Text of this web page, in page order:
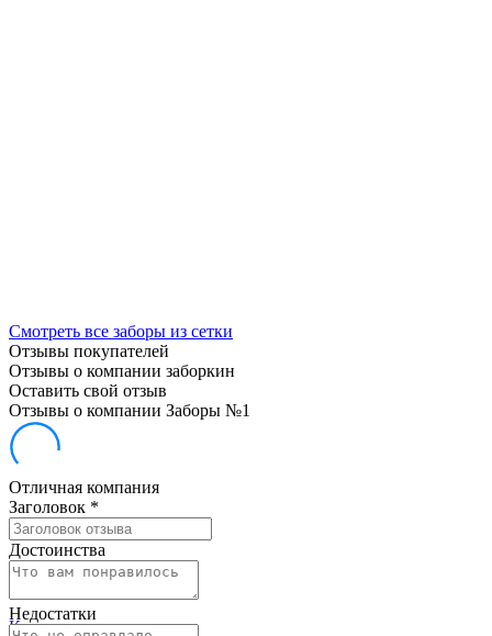
Смотреть все заборы из сетки
Отзывы покупателей
Отзывы о компании заборкин
Оставить свой отзыв
Отзывы о компании Заборы №1
Отличная компания
Заголовок *
Достоинства
Недостатки
Компания